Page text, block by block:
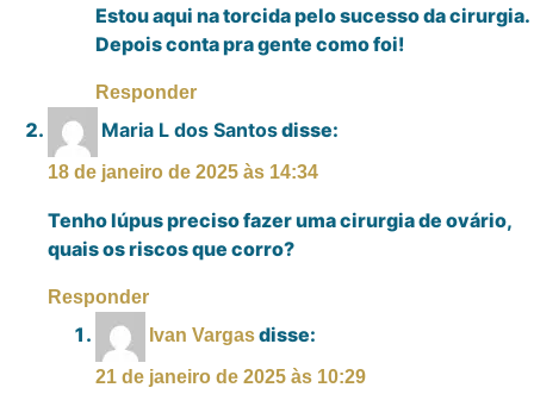
Estou aqui na torcida pelo sucesso da cirurgia.
Depois conta pra gente como foi!
Responder
Maria L dos Santosdisse:
18 de janeiro de 2025 às 14:34
Tenho lúpus preciso fazer uma cirurgia de ovário,
quais os riscos que corro?
Responder
Ivan Vargasdisse:
21 de janeiro de 2025 às 10:29